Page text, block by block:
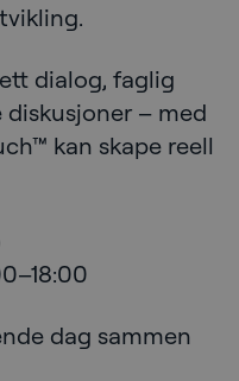
dialog, faglig
– med
kan skape reell
dag sammen